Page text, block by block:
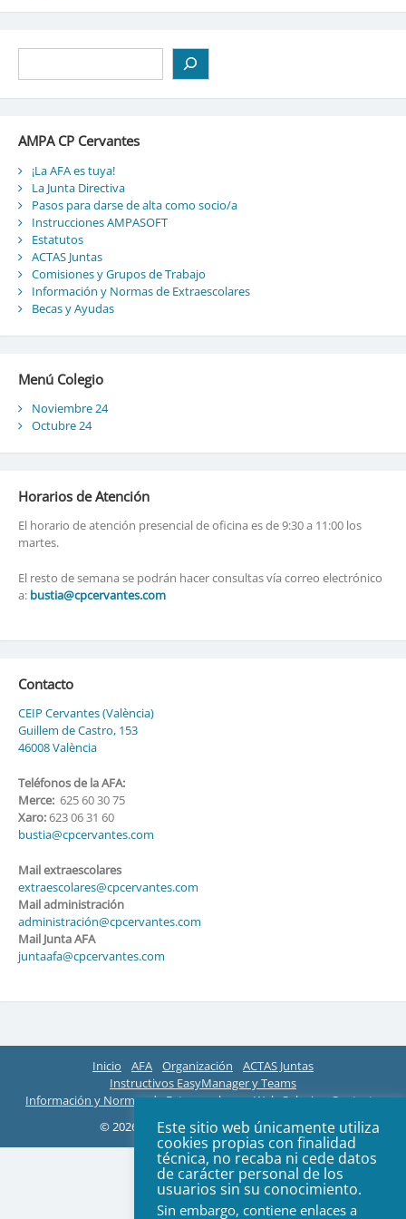
AMPA CP Cervantes
¡La AFA es tuya!
La Junta Directiva
Pasos para darse de alta como socio/a
Instrucciones AMPASOFT
Estatutos
ACTAS Juntas
Comisiones y Grupos de Trabajo
Información y Normas de Extraescolares
Becas y Ayudas
Menú Colegio
Noviembre 24
Octubre 24
Horarios de Atención
El horario de atención presencial de oficina es de 9:30 a 11:00 los
martes.
El resto de semana se podrán hacer consultas vía correo electrónico
a: bustia@cpcervantes.com
Contacto
CEIP Cervantes (València)
Guillem de Castro, 153
46008 València
Teléfonos de la AFA:
Merce:625 60 30 75
Xaro:623 06 31 60
bustia@cpcervantes.com
Mail extraescolares
extraescolares@cpcervantes.com
Mail administración
administración@cpcervantes.com
Mail Junta AFA
juntaafa@cpcervantes.com
Inicio AFA Organización
ACTAS Juntas
Instructivos EasyManager y Teams
Información y Normas de Extraescolares
Web Colegio
Contacto
© 2026 Todos los derechos reservados
Este sitio web únicamente utiliza
cookies propias con finalidad
técnica, no recaba ni cede datos
de carácter personal de los
usuarios sin su conocimiento.
Sin embargo, contiene enlaces a